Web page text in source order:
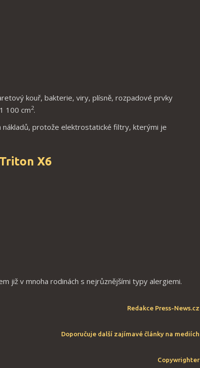
kouř, bakterie, viry, plísně, rozpadové prvky
100 cm2.
nákladů, protože elektrostatické filtry, kterými je
X6
již v mnoha rodinách s nejrůznějšími typy alergiemi.
Redakce Press-News.cz
Doporučuje další zajímavé články na mediích
Copywrighter